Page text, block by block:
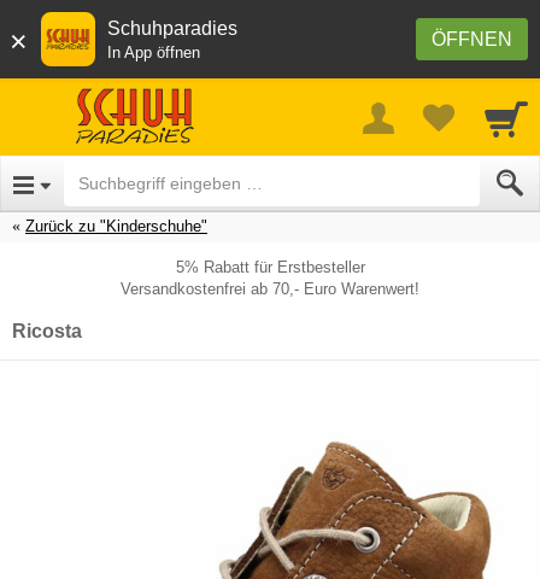
× ÖFFNEN
Schuhparadies
In App öffnen
Zurück zu "Kinderschuhe"
5% Rabatt für Erstbesteller
Versandkostenfrei ab 70,- Euro Warenwert!
Ricosta